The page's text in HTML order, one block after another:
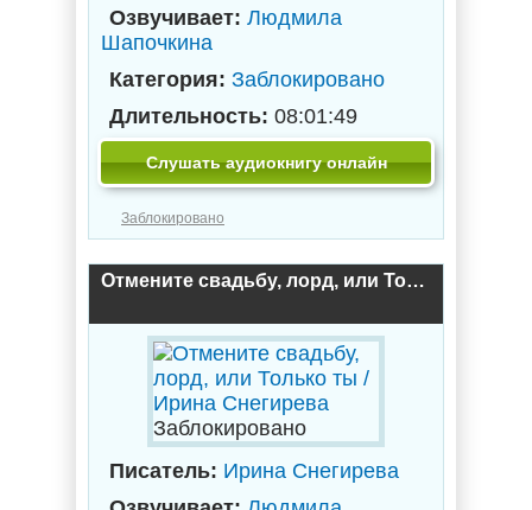
Озвучивает: Людмила
Шапочкина
Категория: Заблокировано
Длительность: 08:01:49
Слушать аудиокнигу онлайн
Заблокировано
Отмените свадьбу, лорд, или Только ты / Ирина Снегирева
Заблокировано
Писатель: Ирина Снегирева